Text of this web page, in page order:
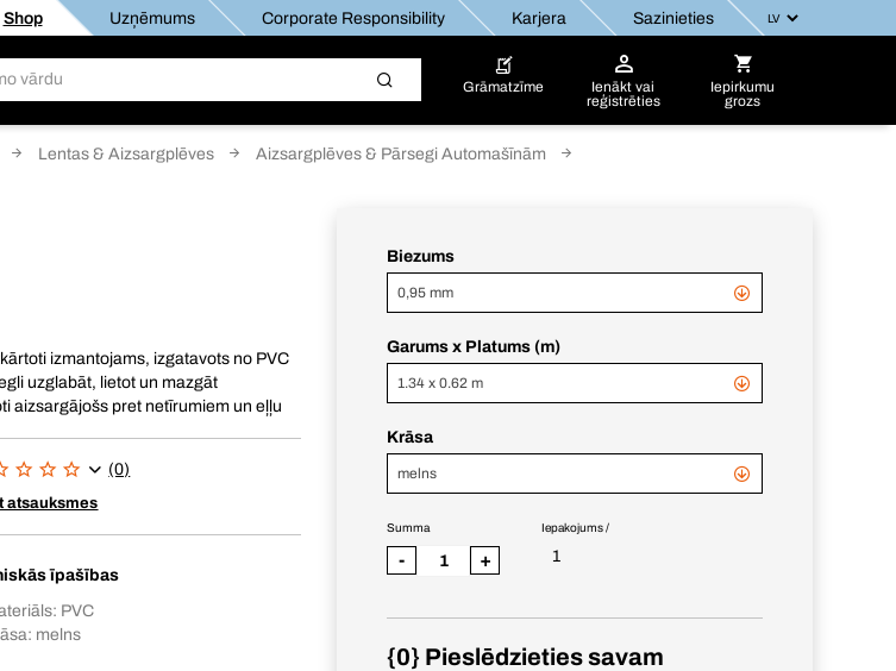
Shop Uzņēmums Corporate Responsibility Karjera Sazinieties
Grāmatzīme
Ienākt vai
reģistrēties
Iepirkumu
grozs
Lentas & Aizsargplēves
Aizsargplēves & Pārsegi Automašīnām
izmantojams, izgatavots no PVC
uzglabāt, lietot un mazgāt
aizsargājošs pret netīrumiem un eļļu
(0)
atsauksmes
īpašības
PVC
melns
Biezums
0,95 mm
Garums x Platums (m)
1.34 x 0.62 m
Krāsa
melns
Iepakojums /
1
Summa
- +
{0} Pieslēdzieties savam